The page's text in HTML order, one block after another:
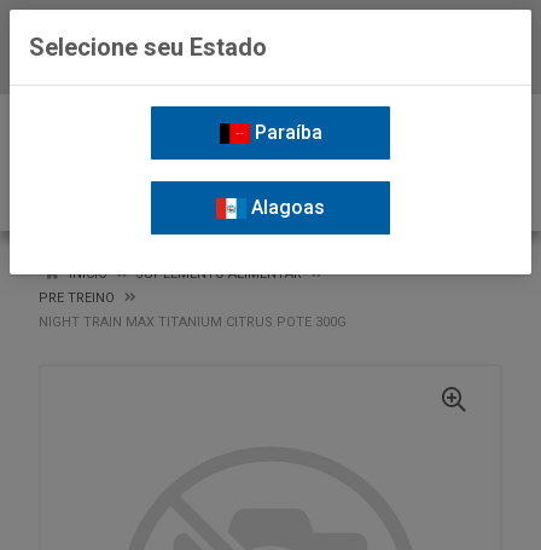
INÍCIO
SUPLEMENTO ALIMENTAR
PRE TREINO
NIGHT TRAIN MAX TITANIUM CITRUS POTE 300G
Selecione seu Estado
Paraíba
Alagoas